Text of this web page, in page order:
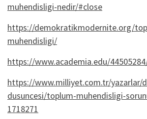
muhendisligi-nedir/#close
https://demokratikmodernite.org/
muhendisligi/
https://www.academia.edu/
https://www.milliyet.com.tr/yazarlar/
dusuncesi/toplum-muhendisligi-
1718271